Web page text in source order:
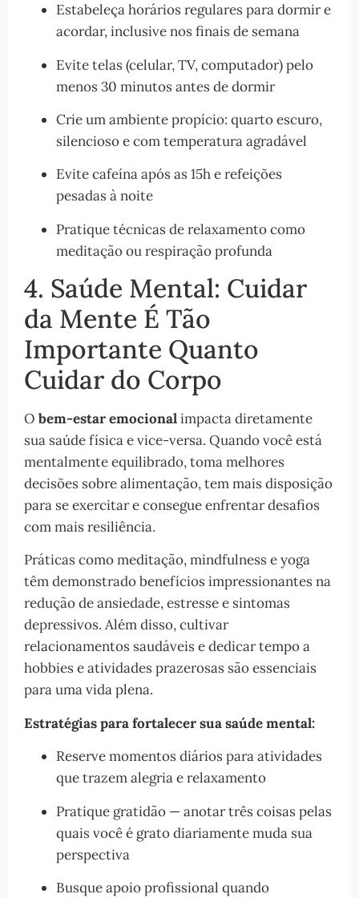
Estabeleça horários regulares para dormir e
acordar, inclusive nos finais de semana
Evite telas (celular, TV, computador) pelo
menos 30 minutos antes de dormir
Crie um ambiente propício: quarto escuro,
silencioso e com temperatura agradável
Evite cafeína após as 15h e refeições
pesadas à noite
Pratique técnicas de relaxamento como
meditação ou respiração profunda
4. Saúde Mental: Cuidar
da Mente É Tão
Importante Quanto
Cuidar do Corpo
O bem-estar emocionalimpacta diretamente
sua saúde física e vice-versa. Quando você está
mentalmente equilibrado, toma melhores
decisões sobre alimentação, tem mais disposição
para se exercitar e consegue enfrentar desafios
com mais resiliência.
Práticas como meditação, mindfulness e yoga
têm demonstrado benefícios impressionantes na
redução de ansiedade, estresse e sintomas
depressivos. Além disso, cultivar
relacionamentos saudáveis e dedicar tempo a
hobbies e atividades prazerosas são essenciais
para uma vida plena.
Estratégias para fortalecer sua saúde mental:
Reserve momentos diários para atividades
que trazem alegria e relaxamento
Pratique gratidão — anotar três coisas pelas
quais você é grato diariamente muda sua
perspectiva
Busque apoio profissional quando